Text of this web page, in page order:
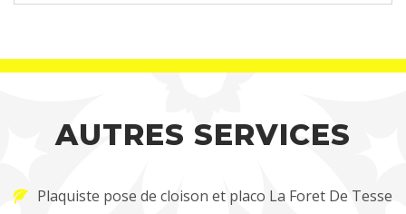
AUTRES SERVICES
Plaquiste pose de cloison et placo La Foret De Tesse